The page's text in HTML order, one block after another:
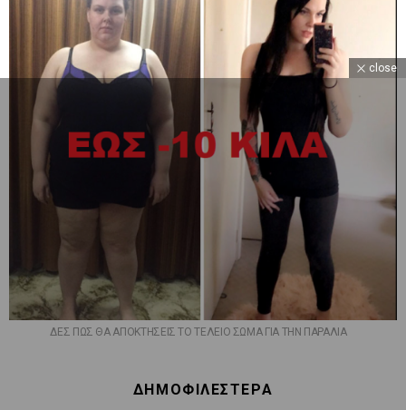
ΔΕΣ ΠΩΣ ΘΑ ΑΠΟΚΤΗΣΕΙΣ ΤΟ ΤΕΛΕΙΟ ΣΩΜΑ ΓΙΑ ΤΗΝ ΠΑΡΑΛΙΑ
ΔΗΜΟΦΙΛΕΣΤΕΡΑ
close